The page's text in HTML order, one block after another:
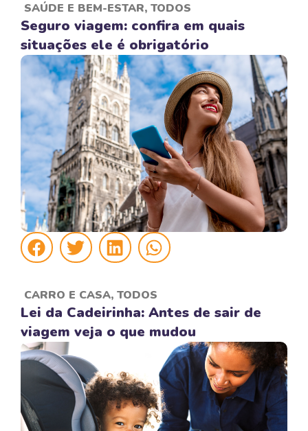
SAÚDE E BEM-ESTAR, TODOS
Seguro viagem: confira em quais
situações ele é obrigatório
CARRO E CASA, TODOS
Lei da Cadeirinha: Antes de sair de
viagem veja o que mudou